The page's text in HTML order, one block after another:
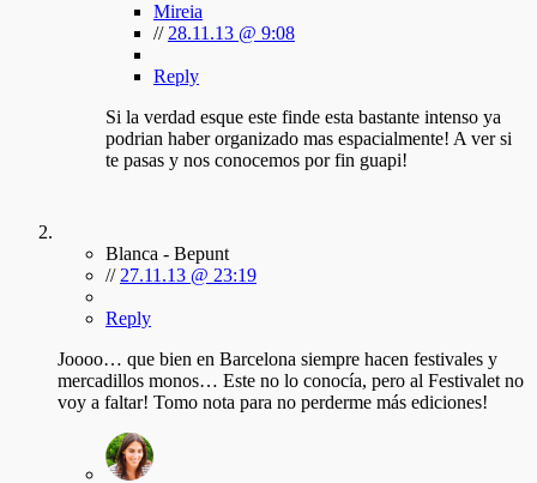
Mireia
// 28.11.13 @ 9:08
Reply
Si la verdad esque este finde esta bastante intenso ya
podrian haber organizado mas espacialmente! A ver si
te pasas y nos conocemos por fin guapi!
Blanca - Bepunt
// 27.11.13 @ 23:19
Reply
Joooo… que bien en Barcelona siempre hacen festivales y
mercadillos monos… Este no lo conocía, pero al Festivalet no
voy a faltar! Tomo nota para no perderme más ediciones!